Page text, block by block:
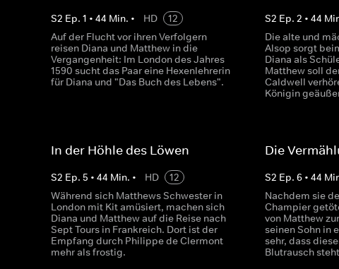
S2 Ep. 1 • 44 Min. • HD
12
Auf der Flucht vor ihren Verfolgern
reisen Diana und Matthew in die
Vergangenheit: Im London des Jahres
1590 sucht das Paar eine Hexenlehrerin
für Diana und "Das Buch des Lebens".
S2 Ep.2 •44
Die alte und
Alsop sorgt
Diana als
Matthew soll
Caldwell
Königin
In der Höhle des Löwen
S2 Ep. 5 • 44 Min. • HD
12
Während sich Matthews Schwester in
London mit Kit amüsiert, machen sich
Diana und Matthew auf die Reise nach
Sept Tours in Frankreich. Dort ist der
Empfang durch Philippe de Clermont
mehr als frostig.
Die
S2 Ep.6 •44
Nachdem sie
Champier
von Matthew
seinen Sohn in
sehr, dass
Blutrausch